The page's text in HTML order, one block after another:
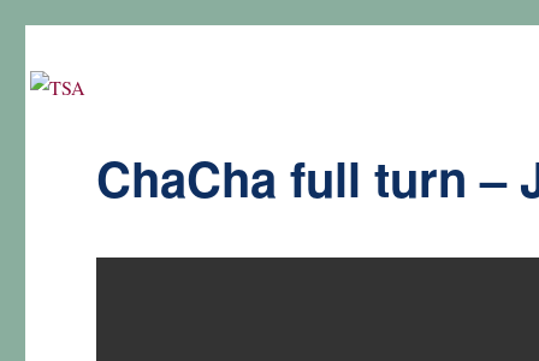
ChaCha full turn –